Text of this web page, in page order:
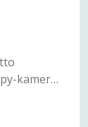
kamer…